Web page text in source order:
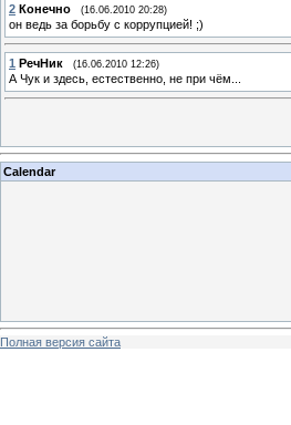
2 Конечно (16.06.2010 20:28)
он ведь за борьбу с коррупцией! ;)
1 РечНик (16.06.2010 12:26)
А Чук и здесь, естественно, не при чём...
Calendar
Полная версия сайта